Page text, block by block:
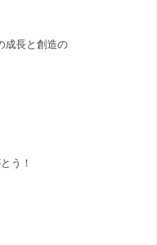
成長と創造の
う！